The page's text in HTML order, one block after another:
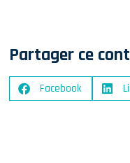
Partager ce
Facebook